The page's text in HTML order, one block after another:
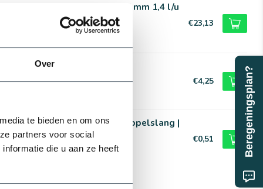
Over
te bieden en om ons
partners voor social
die u aan ze heeft
IDIT druppelslang 16 mm 1,4 l/u
€23,13
90° | 6 bar
€4,25
PP knie slangtule voor druppelslang |
m 25 mm
€0,51 Beregeningsplan?